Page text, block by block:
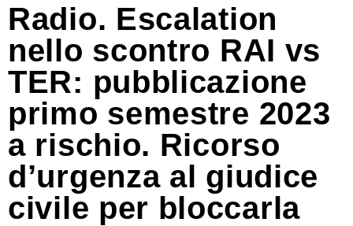
Radio. Escalation
nello scontro RAI vs
TER: pubblicazione
primo semestre 2023
a rischio. Ricorso
d’urgenza al giudice
civile per bloccarla